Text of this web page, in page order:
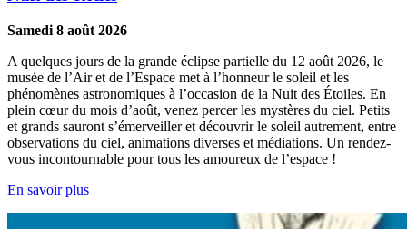
Samedi 8 août 2026
A quelques jours de la grande éclipse partielle du 12 août 2026, le
musée de l’Air et de l’Espace met à l’honneur le soleil et les
phénomènes astronomiques à l’occasion de la Nuit des Étoiles. En
plein cœur du mois d’août, venez percer les mystères du ciel. Petits
et grands sauront s’émerveiller et découvrir le soleil autrement, entre
observations du ciel, animations diverses et médiations. Un rendez-
vous incontournable pour tous les amoureux de l’espace !
En savoir plus